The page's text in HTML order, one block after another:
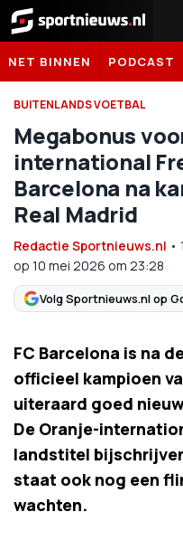
Sportnieuws.nl
NET BINNEN PODCAST
BUITENLANDS VOETBAL
Megabonus
international
Barcelona na
Real Madrid
Redactie Sportnieuws.nl •
op 10 mei 2026 om 23:28
Volg Sportnieuws.nl op
FC Barcelona is na
officieel kampioen
uiteraard goed
De Oranje-
landstitel
staat ook nog een
wachten.